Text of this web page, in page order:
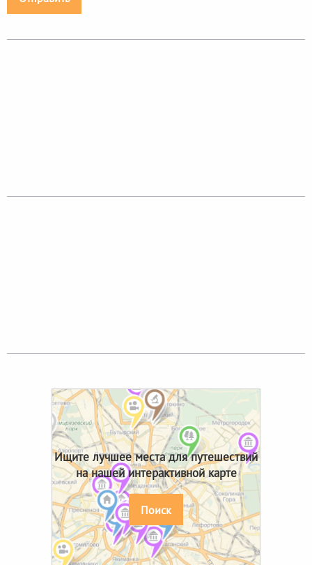
Ищите лучшее места для путешествий
на нашей интерактивной карте
Поиск